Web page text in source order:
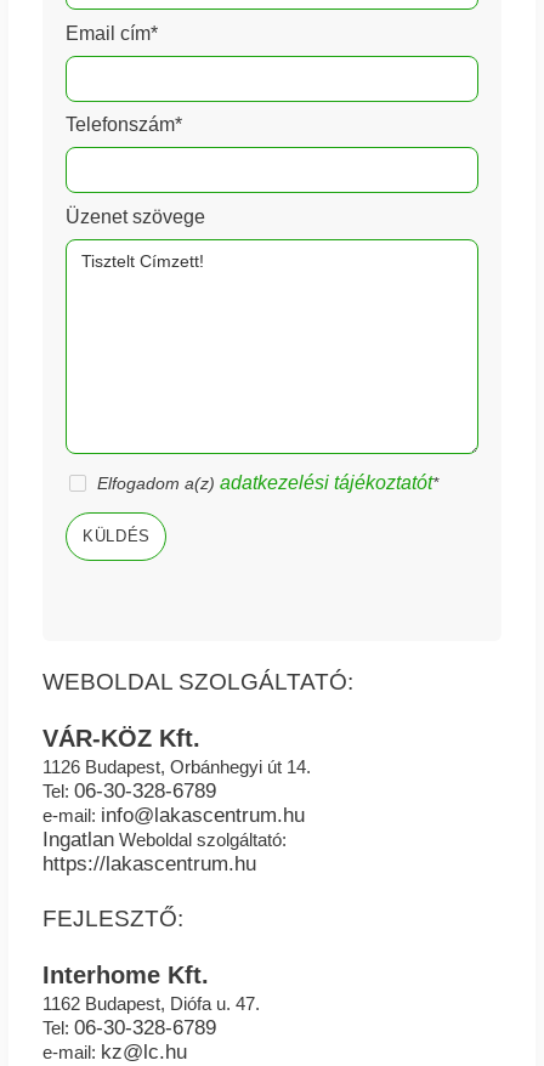
Email cím*
Telefonszám*
Üzenet szövege
Elfogadom a(z) adatkezelési tájékoztatót*
KÜLDÉS
WEBOLDAL SZOLGÁLTATÓ:
VÁR-KÖZ Kft.
1126 Budapest, Orbánhegyi út 14.
Tel: 06-30-328-6789
e-mail: info@lakascentrum.hu
Ingatlan Weboldal szolgáltató:
https://lakascentrum.hu
FEJLESZTŐ:
Interhome Kft.
1162 Budapest, Diófa u. 47.
Tel: 06-30-328-6789
e-mail: kz@lc.hu